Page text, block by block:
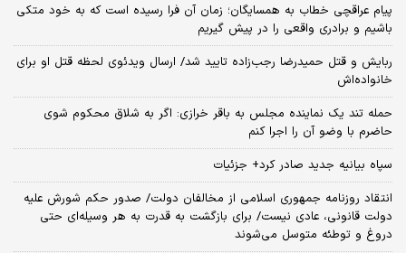
پیام عراقچی خطاب به همسایگان؛ زمان آن فرا رسیده است که به خود متکی
باشیم و برادری واقعی را در پیش گیریم
ربایش و قتل حمیدرضا رجب‌زاده تایید شد/ ارسال ویدئوی لحظه قتل او برای
خانواده‌اش
حمله تند یک نماینده مجلس به باقر خرازی: اگر به شلاق محکوم شوی
حاضرم با وضو آن را اجرا کنم
سپاه بیانیه جدید صادر کرد+ جزئیات
انتقاد روزنامه جمهوری اسلامی از مخالفان دولت/ صدور حکم شورش علیه
دولت قانونی، عادی نیست/ برای بازگشت به قدرت به هر وسیله‌ای حتی
دروغ و توطئه متوسل می‌شوند